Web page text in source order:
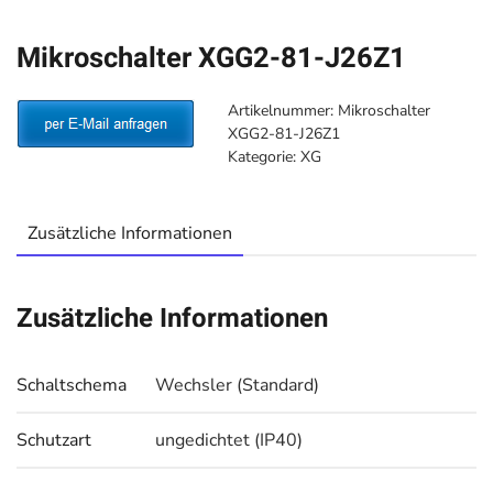
Mikroschalter XGG2-81-J26Z1
Artikelnummer: Mikroschalter
XGG2-81-J26Z1
Kategorie: XG
Zusätzliche Informationen
Zusätzliche Informationen
Schaltschema Wechsler (Standard)
Schutzart ungedichtet (IP40)